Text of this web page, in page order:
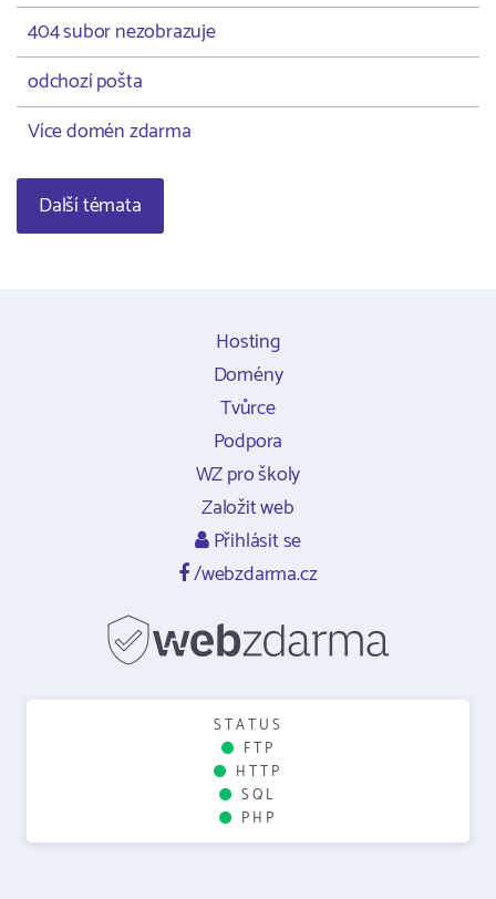
404 subor nezobrazuje
odchozí pošta
Více domén zdarma
Další témata
Hosting
Domény
Tvůrce
Podpora
WZ pro školy
Založit web
Přihlásit se
/webzdarma.cz
STATUS
FTP
HTTP
SQL
PHP